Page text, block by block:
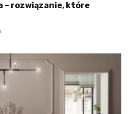
– rozwiązanie, które